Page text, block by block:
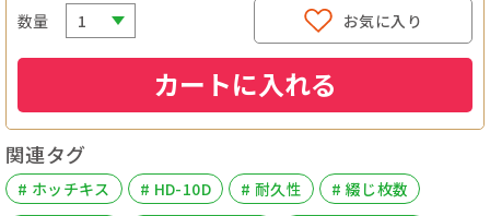
数量 お気に入り
カートに入れる
関連タグ
# ホッチキス # HD-10D # 耐久性
# 綴じ枚数